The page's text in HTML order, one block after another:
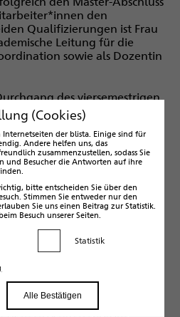
den
Qualifizierungen ist Frau
Leitung für die
sowie als Dozentin
des viersemestrigen
2025.
an Lehrkräfte, die eine
Qualifikation und/oder eine
Blinden- und
benötigen. Darüber
Fachkräfte, die im Bereich
tätig
sind das erste
Masterstudiengangs mit
Studium an
(Cookies)
der blista. Einige sind für
Andere helfen uns, das
zusammenzustellen, sodass Sie
und Besucher die Antworten auf ihre
bitte entscheiden Sie über den
Stimmen Sie entweder nur den
Sie uns einen Beitrag zur Statistik.
Besuch unserer Seiten.
Statistik
Alle Bestätigen